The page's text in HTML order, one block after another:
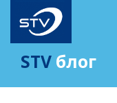
STV блог